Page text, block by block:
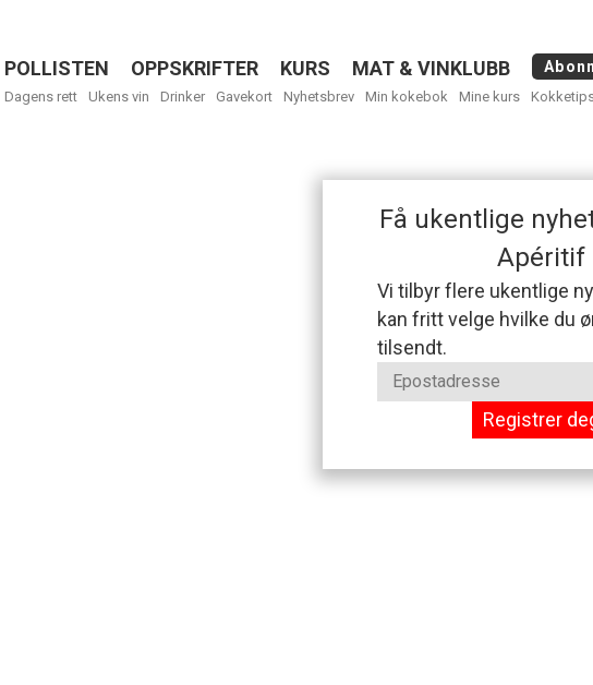
Menu
POLLISTEN OPPSKRIFTER KURS MAT & VINKLUBB
Dagens rett Ukens vin Drinker Gavekort Nyhetsbrev Min kokebok Mine kurs
Få ukentlige
Apéritif
Vi tilbyr flere ukentlige
kan fritt velge hvilke du
tilsendt.
Registrer